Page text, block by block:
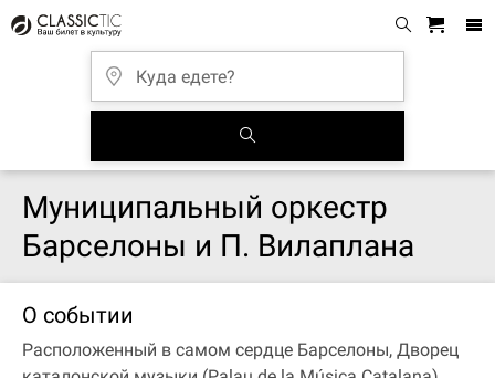
Муниципальный оркестр
Барселоны и П. Вилаплана
О событии
Расположенный в самом сердце Барселоны, Дворец